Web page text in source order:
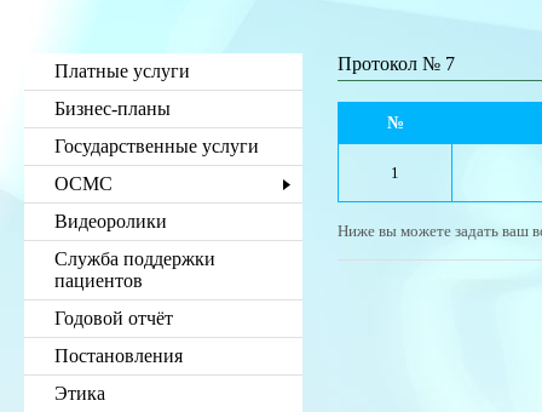
Платные услуги
Бизнес-планы
Государственные услуги
ОСМС
Видеоролики
Служба поддержки
пациентов
Годовой отчёт
Постановления
Этика
Протокол № 7
№
1
Ниже вы можете задать ваш